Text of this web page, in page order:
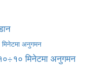
१०÷१० मिनेटमा अनुगमन